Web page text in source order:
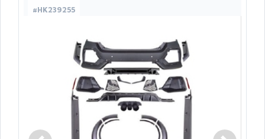
#HK239255